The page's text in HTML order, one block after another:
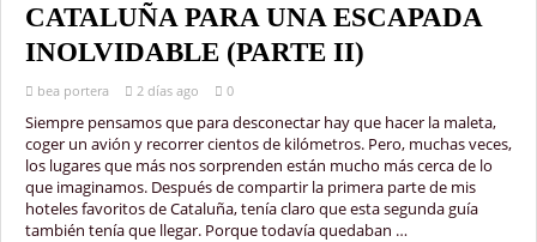
CATALUÑA PARA UNA ESCAPADA
INOLVIDABLE (PARTE II)
bea portera 2 días ago 0
Siempre pensamos que para desconectar hay que hacer la maleta,
coger un avión y recorrer cientos de kilómetros. Pero, muchas veces,
los lugares que más nos sorprenden están mucho más cerca de lo
que imaginamos. Después de compartir la primera parte de mis
hoteles favoritos de Cataluña, tenía claro que esta segunda guía
también tenía que llegar. Porque todavía quedaban …